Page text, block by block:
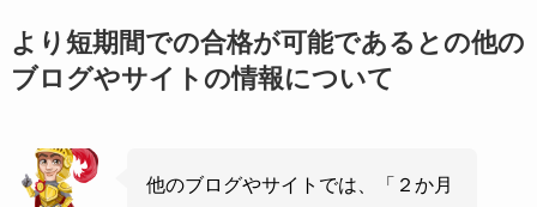
より短期間での合格が可能であるとの他の
ブログやサイトの情報について
他のブログやサイトでは、「２か月